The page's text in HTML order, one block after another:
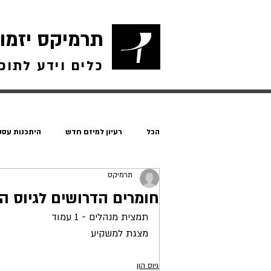
תרמיקס
כלים וידע
הכל רעיון למיזם חדש היתכנות
גיוס הון
חומרים הדרושים לגיוס
תרמיקס
תמצית מנהלים - 1 עמוד
מצגת למשקיע
גיוס הון